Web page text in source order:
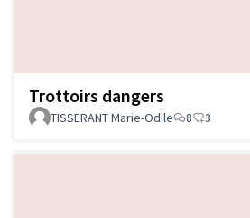
Trottoirs dangers
TISSERANT Marie-Odile 8 3